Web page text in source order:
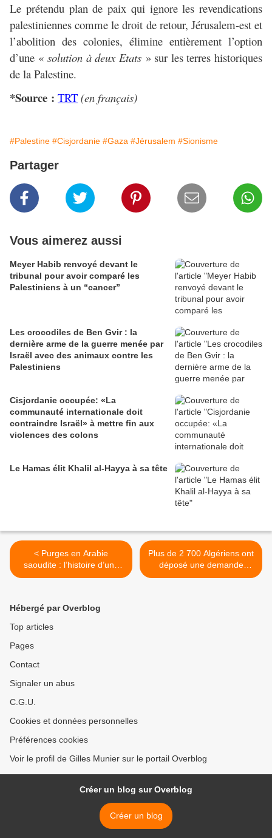
Le prétendu plan de paix qui ignore les revendications
palestiniennes comme le droit de retour, Jérusalem-est et
l’abolition des colonies, élimine entièrement l’option
d’une «solution à deux Etats » sur les terres historiques
de la Palestine.
*Source : TRT (en français)
#Palestine #Cisjordanie #Gaza #Jérusalem #Sionisme
Partager
Vous aimerez aussi
Meyer Habib renvoyé devant le
tribunal pour avoir comparé les
Palestiniens à un “cancer”
Les crocodiles de Ben Gvir : la
dernière arme de la guerre menée par
Israël avec des animaux contre les
Palestiniens
Cisjordanie occupée: «La
communauté internationale doit
contraindre Israël» à mettre fin aux
violences des colons
Le Hamas élit Khalil al-Hayya à sa tête
< Purges en Arabie
saoudite : l’histoire d’une
nuit fatidique
Plus de 2 700 Algériens ont
déposé une demande
d’asile en Europe en 2020 >
Hébergé par Overblog
Top articles
Pages
Contact
Signaler un abus
C.G.U.
Cookies et données personnelles
Préférences cookies
Voir le profil de Gilles Munier sur le portail Overblog
Créer un blog sur Overblog
Créer un blog